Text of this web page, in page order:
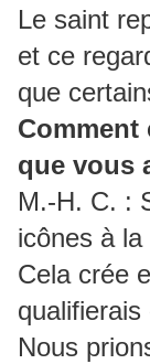
Le saint
et ce
que
Comment
que vous
M.-H. C. :
icônes à la
Cela crée
qualifierais
Nous